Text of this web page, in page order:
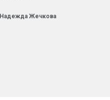
Надежда Жечкова